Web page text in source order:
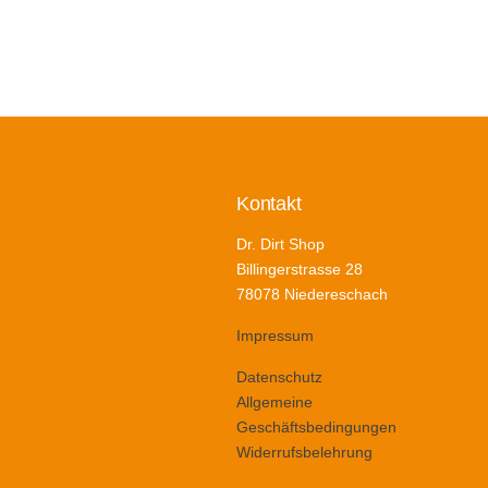
Kontakt
Dr. Dirt Shop
Billingerstrasse 28
78078 Niedereschach
Impressum
Datenschutz
Allgemeine
Geschäftsbedingungen
Widerrufsbelehrung